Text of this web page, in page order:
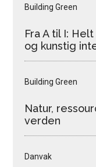
Building Green
Fra A til I:
og kunstig
Building Green
Natur,
verden
Danvak